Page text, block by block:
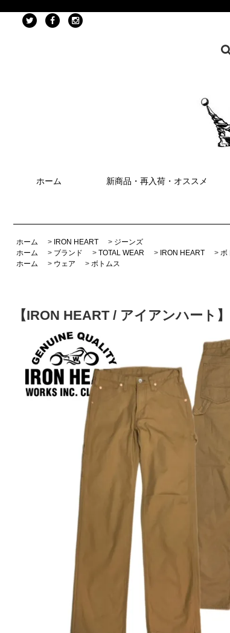
ホーム 新商品・再入荷・オススメ
ホーム > IRON HEART > ジーンズ
ホーム
> ブランド > TOTAL WEAR > IRON HEART > ボ
ホーム
> ウェア > ボトムス
【IRON HEART / アイアンハート